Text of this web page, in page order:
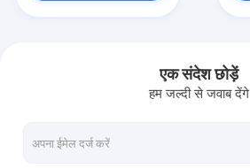
एक संदेश छोड़ें
हम जल्दी से जवाब देंगे